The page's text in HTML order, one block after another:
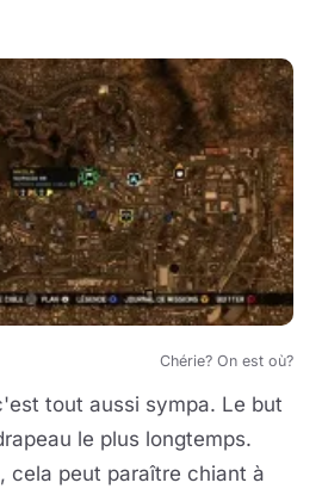
Chérie? On est où?
tout aussi sympa. Le but
le plus longtemps.
cela peut paraître chiant à